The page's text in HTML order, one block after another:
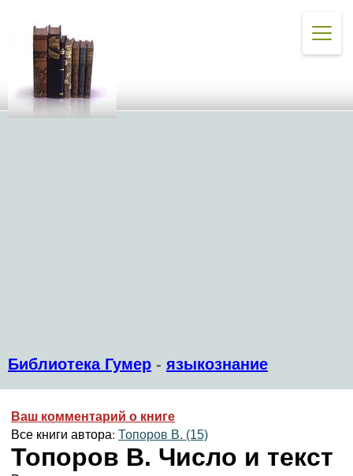
Библиотека Гумер - языкознание
Ваш комментарий о книге
Все книги автора: Топоров В. (15)
Топоров В. Число и текст